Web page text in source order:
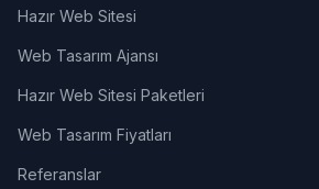
Hazır Web Sitesi
Web Tasarım Ajansı
Hazır Web Sitesi Paketleri
Web Tasarım Fiyatları
Referanslar